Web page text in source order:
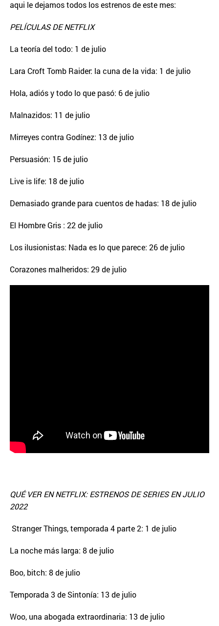
aqui le dejamos todos los estrenos de este mes:
PELÍCULAS DE NETFLIX
La teoría del todo: 1 de julio
Lara Croft Tomb Raider: la cuna de la vida: 1 de julio
Hola, adiós y todo lo que pasó: 6 de julio
Malnazidos: 11 de julio
Mirreyes contra Godínez: 13 de julio
Persuasión: 15 de julio
Live is life: 18 de julio
Demasiado grande para cuentos de hadas: 18 de julio
El Hombre Gris : 22 de julio
Los ilusionistas: Nada es lo que parece: 26 de julio
Corazones malheridos: 29 de julio
QUÉ VER EN NETFLIX: ESTRENOS DE SERIES EN JULIO
2022
Stranger Things, temporada 4 parte 2: 1 de julio
La noche más larga: 8 de julio
Boo, bitch: 8 de julio
Temporada 3 de Sintonía: 13 de julio
Woo, una abogada extraordinaria: 13 de julio